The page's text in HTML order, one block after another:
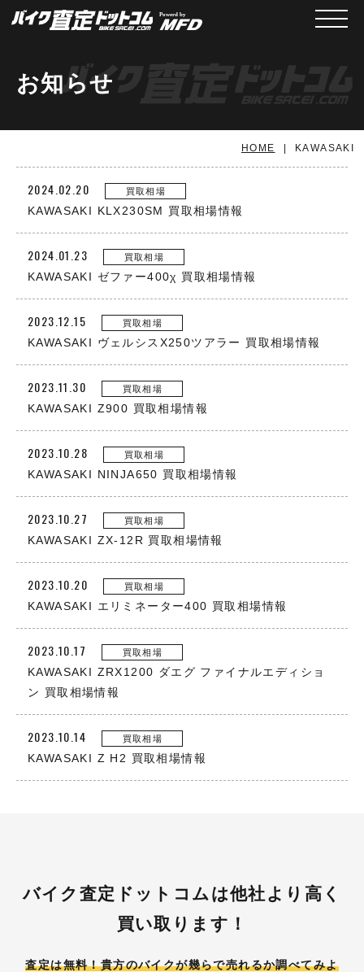
メニ
お知らせ
HOME KAWASAKI
2024.02.20 買取相場
KAWASAKI KLX230SM 買取相場情報
2024.01.23 買取相場
KAWASAKI ゼファー400χ 買取相場情報
2023.12.15 買取相場
KAWASAKI ヴェルシスX250ツアラー 買取相場情報
2023.11.30 買取相場
KAWASAKI Z900 買取相場情報
2023.10.28 買取相場
KAWASAKI NINJA650 買取相場情報
2023.10.27 買取相場
KAWASAKI ZX-12R 買取相場情報
2023.10.20 買取相場
KAWASAKI エリミネーター400 買取相場情報
2023.10.17 買取相場
KAWASAKI ZRX1200 ダエグ ファイナルエディショ
ン 買取相場情報
2023.10.14 買取相場
KAWASAKI Z H2 買取相場情報
バイク査定ドットコムは他社より高く
買い取ります！
査定は無料！貴方のバイクが幾らで売れるか調べてみよ